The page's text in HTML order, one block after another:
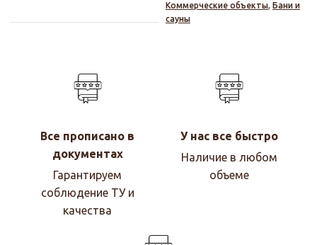
Коммерческие объекты, Бани и
сауны
Все прописано в
документах
Гарантируем
соблюдение ТУ и
качества
У нас все быстро
Наличие в любом
объеме